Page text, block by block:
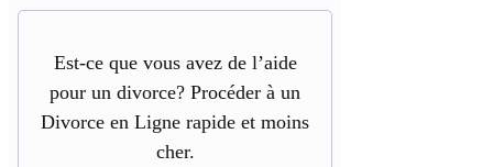
Est-ce que vous avez de l’aide
pour un divorce? Procéder à un
Divorce en Ligne rapide et moins
cher.